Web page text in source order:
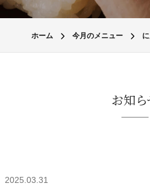
ホーム 今月のメニュー
お知
2025.03.31